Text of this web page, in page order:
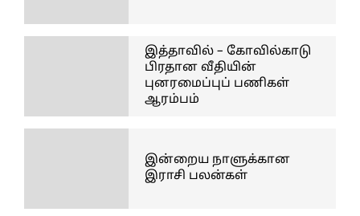
இத்தாவில் – கோவில்காடு
பிரதான வீதியின்
புனரமைப்புப் பணிகள்
ஆரம்பம்
இன்றைய நாளுக்கான
இராசி பலன்கள்